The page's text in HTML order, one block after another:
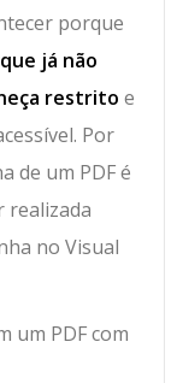
porque
já não
restrito e
Por
de um PDF é
realizada
no Visual
um PDF com